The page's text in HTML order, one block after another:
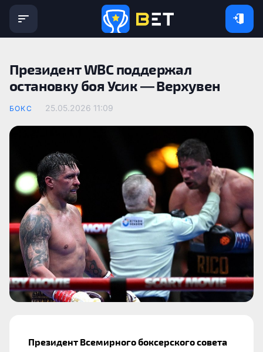
Президент WBC поддержал
остановку боя Усик — Верхувен
БОКС 25.05.2026 11:09
Президент Всемирного боксерского совета